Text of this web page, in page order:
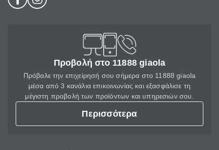
Προβολή στο 11888 giaola
Πρόβαλε την επιχείρησή σου σήμερα στο 11888 giaola
μέσα από 3 κανάλια επικοινωνίας και εξασφάλισε τη
μέγιστη προβολή των προϊόντων και υπηρεσιών σου.
Περισσότερα